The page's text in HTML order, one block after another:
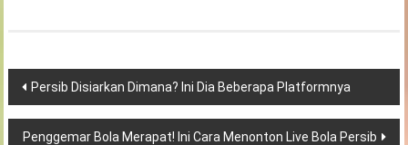
Navigasi
pos
Persib Disiarkan Dimana? Ini Dia Beberapa Platformnya
Penggemar Bola Merapat! Ini Cara Menonton Live Bola Persib